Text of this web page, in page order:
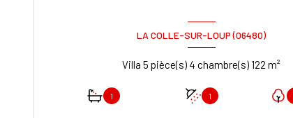
LA COLLE-SUR-LOUP (06480)
Villa 5 pièce(s) 4 chambre(s) 122 m²
1 1